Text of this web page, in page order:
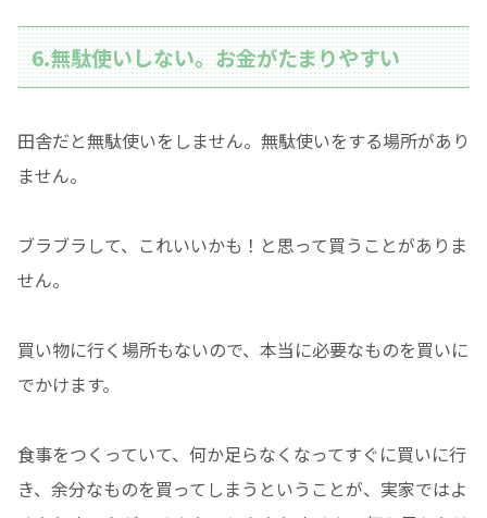
6.無駄使いしない。お金がたまりやすい
田舎だと無駄使いをしません。無駄使いをする場所があり
ません。
ブラブラして、これいいかも！と思って買うことがありま
せん。
買い物に行く場所もないので、本当に必要なものを買いに
でかけます。
食事をつくっていて、何か足らなくなってすぐに買いに行
き、余分なものを買ってしまうということが、実家ではよ